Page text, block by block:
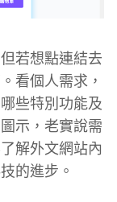
若想點連結去
看個人需求，
些特別功能及
示，老實說需
解外文網站內
的進步。